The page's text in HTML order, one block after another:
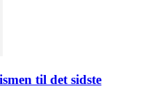
til det sidste